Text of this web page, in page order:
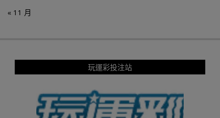
« 11 月
玩運彩投注站